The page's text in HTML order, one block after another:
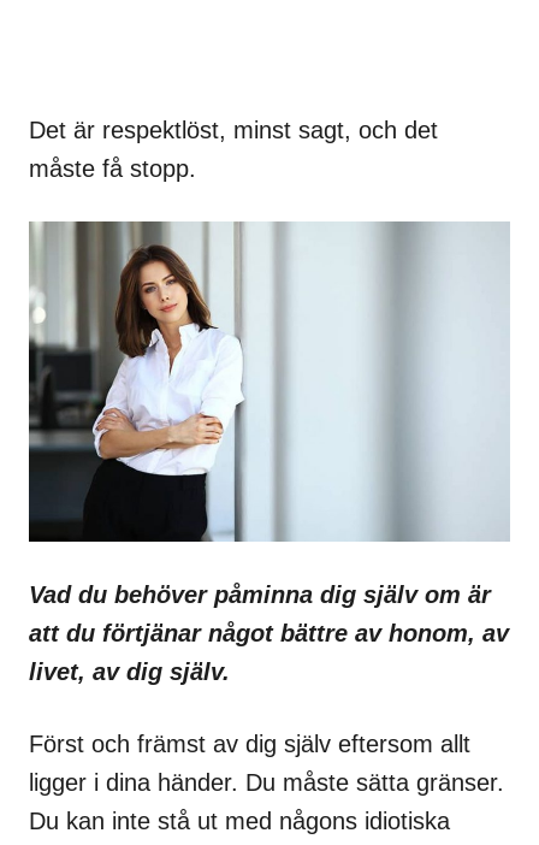
Det är respektlöst, minst sagt, och det
måste få stopp.
Vad du behöver påminna dig själv om är
att du förtjänar något bättre av honom, av
livet, av dig själv.
Först och främst av dig själv eftersom allt
ligger i dina händer. Du måste sätta gränser.
Du kan inte stå ut med någons idiotiska